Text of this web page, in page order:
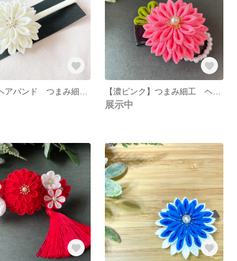
展示中